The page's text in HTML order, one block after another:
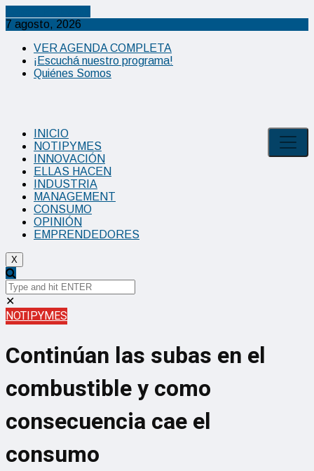
7 agosto, 2026
VER AGENDA COMPLETA
¡Escuchá nuestro programa!
Quiénes Somos
INICIO
NOTIPYMES
INNOVACIÓN
ELLAS HACEN
INDUSTRIA
MANAGEMENT
CONSUMO
OPINIÓN
EMPRENDEDORES
X
✕
NOTIPYMES
Continúan las subas en el
combustible y como
consecuencia cae el
consumo